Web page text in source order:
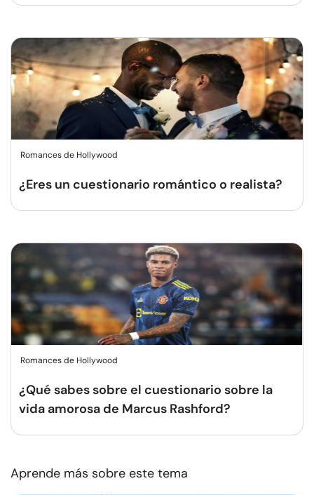
Romances de Hollywood
¿Eres un cuestionario romántico o realista?
Romances de Hollywood
¿Qué sabes sobre el cuestionario sobre la
vida amorosa de Marcus Rashford?
Aprende más sobre este tema